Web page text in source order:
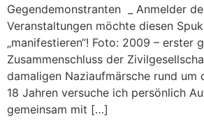
Gegendemonstranten _ Anmelder
Veranstaltungen möchte diesen
„manifestieren“! Foto: 2009 – erster
Zusammenschluss der
damaligen Naziaufmärsche rund um
18 Jahren versuche ich persönlich
gemeinsam mit […]